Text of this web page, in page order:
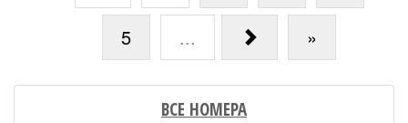
5
... »
ВСЕ НОМЕРА